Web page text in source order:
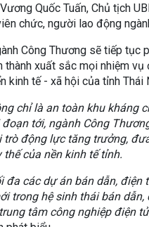
Quốc Tuấn, Chủ tịch
chức, người lao động
Công Thương sẽ tiếp tục
thành xuất sắc mọi nhiệm
kinh tế - xã hội của tỉnh Thái
chỉ là an toàn khu kháng
tới, ngành Công
động lực tăng trưởng,
của nền kinh tế tỉnh.
đa các dự án bán dẫn,
trong hệ sinh thái bán
tâm công nghiệp điện